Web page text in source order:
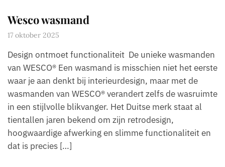
Wesco wasmand
17 oktober 2025
Design ontmoet functionaliteit De unieke wasmanden
van WESCO® Een wasmand is misschien niet het eerste
waar je aan denkt bij interieurdesign, maar met de
wasmanden van WESCO® verandert zelfs de wasruimte
in een stijlvolle blikvanger. Het Duitse merk staat al
tientallen jaren bekend om zijn retrodesign,
hoogwaardige afwerking en slimme functionaliteit en
dat is precies […]